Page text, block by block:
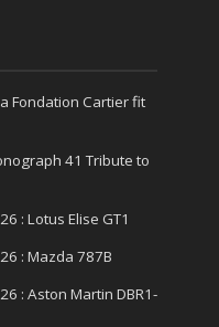
Fondation Cartier fit
41 Tribute to
: Lotus Elise GT1
: Mazda 787B
: Aston Martin DBR1-